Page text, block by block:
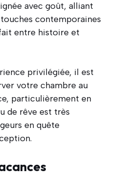
avec goût, alliant
contemporaines
entre histoire et
privilégiée, il est
votre chambre au
particulièrement en
de rêve est très
en quête